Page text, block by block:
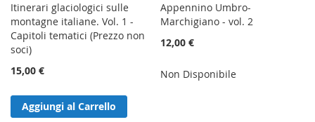
Itinerari glaciologici sulle
montagne italiane. Vol. 1 -
Capitoli tematici (Prezzo non
soci)
15,00 €
Aggiungi al Carrello
Appennino Umbro-
Marchigiano - vol. 2
12,00 €
Non Disponibile